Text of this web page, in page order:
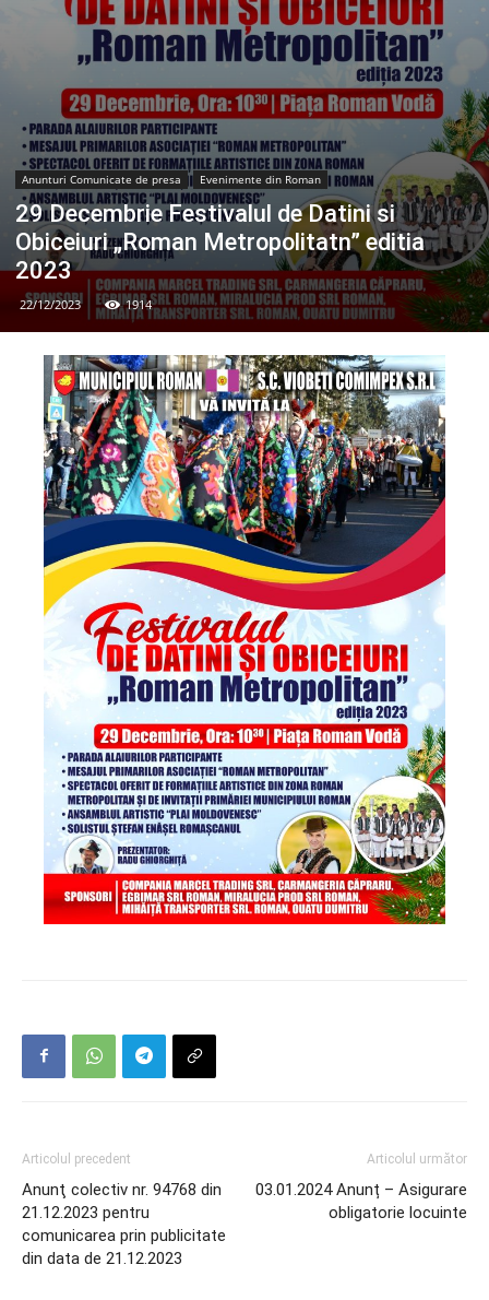
Anunturi Comunicate de presa Evenimente din Roman
29 Decembrie Festivalul de Datini si
Obiceiuri „Roman Metropolitatn” editia
2023
22/12/2023 1914
Articolul precedent
Anunţ colectiv nr. 94768 din
21.12.2023 pentru
comunicarea prin publicitate
din data de 21.12.2023
Articolul următor
03.01.2024 Anunț – Asigurare
obligatorie locuinte